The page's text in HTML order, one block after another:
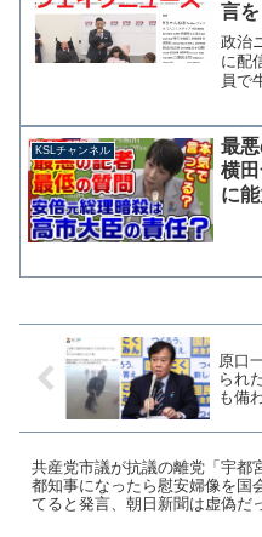
言
の
政治
に配
員で
り、
き。
KSLチャンネル
最
横
に
原口
られ
も備
共産党市議が抗議の離党「宇都
都知事になったら慰安婦像を国
てると発言、朝日新聞は虚偽だ